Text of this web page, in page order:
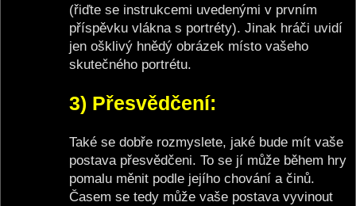
(řiďte se instrukcemi uvedenými v prvním
příspěvku vlákna s portréty). Jinak hráči uvidí
jen ošklivý hnědý obrázek místo vašeho
skutečného portrétu.
3) Přesvědčení:
Také se dobře rozmyslete, jaké bude mít vaše
postava přesvědčeni. To se jí může během hry
pomalu měnit podle jejího chování a činů.
Časem se tedy může vaše postava vyvinout